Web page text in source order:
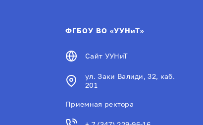
ФГБОУ ВО «УУНиТ»
Сайт УУНиТ
ул. Заки Валиди, 32, каб.
201
Приемная ректора